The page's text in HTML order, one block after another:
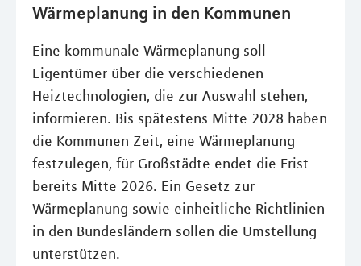
Wärmeplanung in den Kommunen
Eine kommunale Wärmeplanung soll
Eigentümer über die verschiedenen
Heiztechnologien, die zur Auswahl stehen,
informieren. Bis spätestens Mitte 2028 haben
die Kommunen Zeit, eine Wärmeplanung
festzulegen, für Großstädte endet die Frist
bereits Mitte 2026. Ein Gesetz zur
Wärmeplanung sowie einheitliche Richtlinien
in den Bundesländern sollen die Umstellung
unterstützen.